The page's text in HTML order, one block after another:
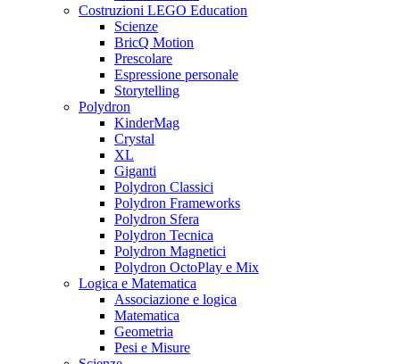
Costruzioni LEGO Education
Scienze
BricQ Motion
Prescolare
Espressione personale
Storytelling
Polydron
KinderMag
Crystal
XL
Giganti
Polydron Classici
Polydron Frameworks
Polydron Sfera
Polydron Tecnica
Polydron Magnetici
Polydron OctoPlay e Mix
Logica e Matematica
Associazione e logica
Matematica
Geometria
Pesi e Misure